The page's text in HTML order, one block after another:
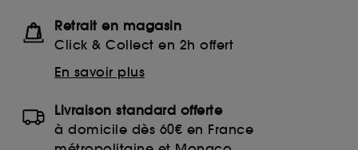
Retrait en magasin
Click & Collect en 2h offert
En savoir plus
Livraison standard offerte
à domicile dès 60€ en France